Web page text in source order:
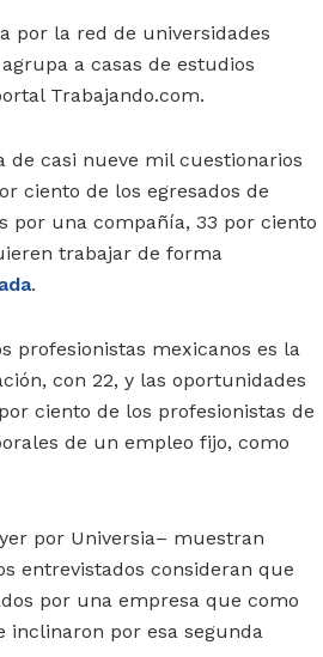
por la red de universidades
a casas de estudios
Trabajando.com.
casi nueve mil cuestionarios
ciento de los egresados de
por una compañía, 33 por ciento
trabajar de forma
.
profesionistas mexicanos es la
con 22, y las oportunidades
ciento de los profesionistas de
de un empleo fijo, como
por Universia– muestran
entrevistados consideran que
por una empresa que como
inclinaron por esa segunda